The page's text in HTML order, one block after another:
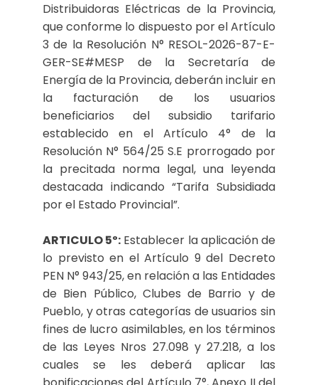
Distribuidoras Eléctricas de la Provincia,
que conforme lo dispuesto por el Artículo
3 de la Resolución N° RESOL-2026-87-E-
GER-SE#MESP de la Secretaría de
Energía de la Provincia, deberán incluir en
la facturación de los usuarios
beneficiarios del subsidio tarifario
establecido en el Artículo 4° de la
Resolución N° 564/25 S.E prorrogado por
la precitada norma legal, una leyenda
destacada indicando “Tarifa Subsidiada
por el Estado Provincial”.
ARTICULO 5º: Establecer la aplicación de
lo previsto en el Artículo 9 del Decreto
PEN N° 943/25, en relación a las Entidades
de Bien Público, Clubes de Barrio y de
Pueblo, y otras categorías de usuarios sin
fines de lucro asimilables, en los términos
de las Leyes Nros 27.098 y 27.218, a los
cuales se les deberá aplicar las